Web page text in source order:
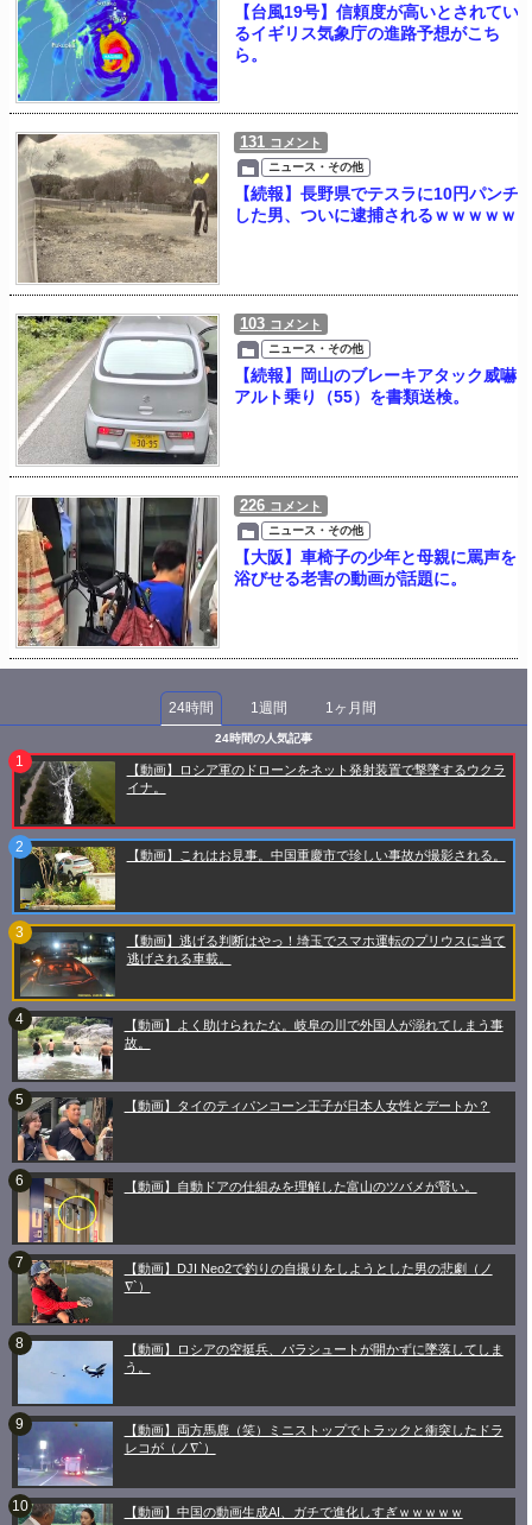
【台風19号】信頼度が高いとされてい
るイギリス気象庁の進路予想がこち
ら。
131 コメント
ニュース・その他
【続報】長野県でテスラに10円パンチ
した男、ついに逮捕されるｗｗｗｗｗ
103 コメント
ニュース・その他
【続報】岡山のブレーキアタック威嚇
アルト乗り（55）を書類送検。
226 コメント
ニュース・その他
【大阪】車椅子の少年と母親に罵声を
浴びせる老害の動画が話題に。
24時間 1週間 1ヶ月間
24時間の人気記事
【動画】ロシア軍のドローンをネット発射装置で撃墜するウクラ
イナ。
【動画】これはお見事。中国重慶市で珍しい事故が撮影される。
【動画】逃げる判断はやっ！埼玉でスマホ運転のプリウスに当て
逃げされる車載。
【動画】よく助けられたな。岐阜の川で外国人が溺れてしまう事
故。
【動画】タイのティパンコーン王子が日本人女性とデートか？
【動画】自動ドアの仕組みを理解した富山のツバメが賢い。
【動画】DJI Neo2で釣りの自撮りをしようとした男の悲劇（ノ
∇`）
【動画】ロシアの空挺兵、パラシュートが開かずに墜落してしま
う。
【動画】両方馬鹿（笑）ミニストップでトラックと衝突したドラ
レコが（ノ∇`）
【動画】中国の動画生成AI、ガチで進化しすぎｗｗｗｗｗ